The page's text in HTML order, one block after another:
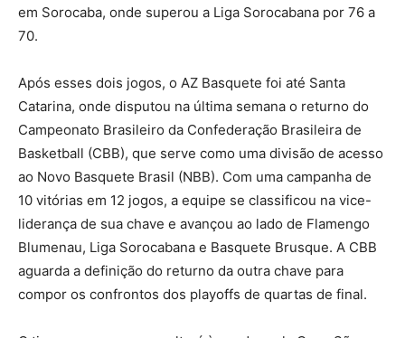
em Sorocaba, onde superou a Liga Sorocabana por 76 a
70.
Após esses dois jogos, o AZ Basquete foi até Santa
Catarina, onde disputou na última semana o returno do
Campeonato Brasileiro da Confederação Brasileira de
Basketball (CBB), que serve como uma divisão de acesso
ao Novo Basquete Brasil (NBB). Com uma campanha de
10 vitórias em 12 jogos, a equipe se classificou na vice-
liderança de sua chave e avançou ao lado de Flamengo
Blumenau, Liga Sorocabana e Basquete Brusque. A CBB
aguarda a definição do returno da outra chave para
compor os confrontos dos playoffs de quartas de final.